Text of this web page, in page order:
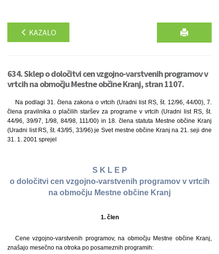
KAZALO
634. Sklep o določitvi cen vzgojno-varstvenih programov v
vrtcih na območju Mestne občine Kranj, stran 1107.
Na podlagi 31. člena zakona o vrtcih (Uradni list RS, št. 12/96, 44/00), 7.
člena pravilnika o plačilih staršev za programe v vrtcih (Uradni list RS, št.
44/96, 39/97, 1/98, 84/98, 111/00) in 18. člena statuta Mestne občine Kranj
(Uradni list RS, št. 43/95, 33/96) je Svet mestne občine Kranj na 21. seji dne
31. 1. 2001 sprejel
S K L E P
o določitvi cen vzgojno-varstvenih programov v vrtcih
na območju Mestne občine Kranj
1. člen
Cene vzgojno-varstvenih programov, na območju Mestne občine Kranj,
znašajo mesečno na otroka po posameznih programih: